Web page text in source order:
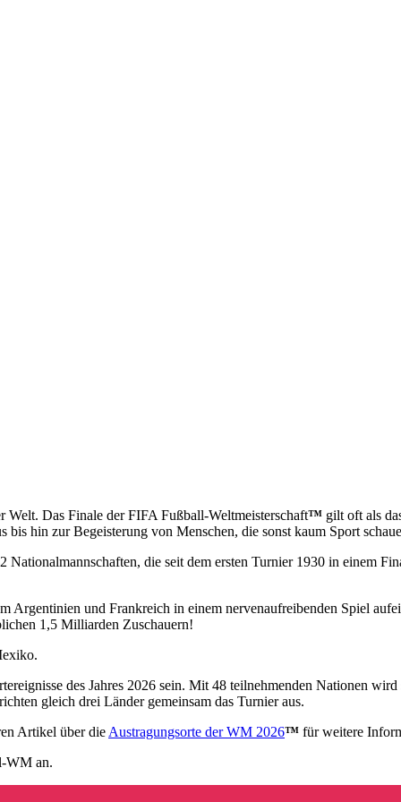
Welt. Das Finale der FIFA Fußball-Weltmeisterschaft™ gilt oft als
hin zur Begeisterung von Menschen, die sonst kaum Sport
Nationalmannschaften, die seit dem ersten Turnier 1930 in einem
Argentinien und Frankreich in einem nervenaufreibenden Spiel
1,5 Milliarden Zuschauern!
des Jahres 2026 sein. Mit 48 teilnehmenden Nationen
gleich drei Länder gemeinsam das Turnier aus.
Artikel über dieAustragungsorte der WM 2026™ für weitere
WM an.